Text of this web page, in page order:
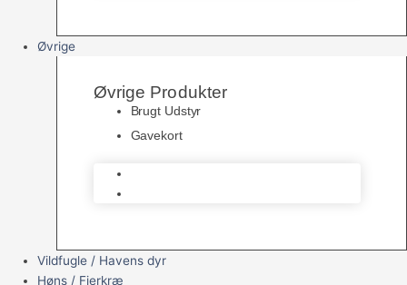
Øvrige
Øvrige Produkter
Brugt Udstyr
Gavekort
Vildfugle / Havens dyr
Høns / Fjerkræ